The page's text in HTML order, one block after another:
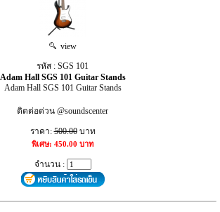
view
รหัส : SGS 101
Adam Hall SGS 101 Guitar Stands
Adam Hall SGS 101 Guitar Stands
ติดต่อด่วน @soundscenter
ราคา:500.00บาท
พิเศษ: 450.00 บาท
จำนวน :